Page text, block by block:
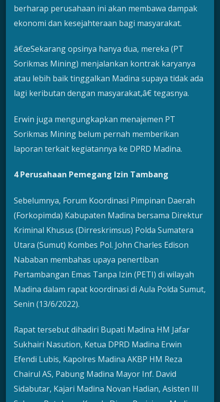
berharap perusahaan ini akan membawa dampak
ekonomi dan kesejahteraan bagi masyarakat.
â€œSekarang opsinya hanya dua, mereka (PT
Sorikmas Mining) menjalankan kontrak karyanya
atau lebih baik tinggalkan Madina supaya tidak ada
lagi keributan dengan masyarakat,â€ tegasnya.
Erwin juga mengungkapkan menajemen PT
Sorikmas Mining belum pernah memberikan
laporan terkait kegiatannya ke DPRD Madina.
4 Perusahaan Pemegang Izin Tambang
Sebelumnya, Forum Koordinasi Pimpinan Daerah
(Forkopimda) Kabupaten Madina bersama Direktur
Kriminal Khusus (Dirreskrimsus) Polda Sumatera
Utara (Sumut) Kombes Pol. John Charles Edison
Nababan membahas upaya penertiban
Pertambangan Emas Tanpa Izin (PETI) di wilayah
Madina dalam rapat koordinasi di Aula Polda Sumut,
Senin (13/6/2022).
Rapat tersebut dihadiri Bupati Madina HM Jafar
Sukhairi Nasution, Ketua DPRD Madina Erwin
Efendi Lubis, Kapolres Madina AKBP HM Reza
Chairul AS, Pabung Madina Mayor Inf. David
Sidabutar, Kajari Madina Novan Hadian, Asisten III